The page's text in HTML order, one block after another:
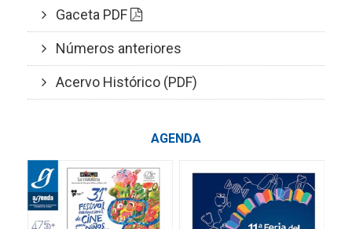
Gaceta PDF
Números anteriores
Acervo Histórico (PDF)
AGENDA